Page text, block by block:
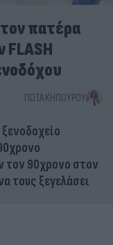
πατέρα
FLASH
ΓΙΏΤΑ ΚΗΠΟΥΡΟΎ
τον 90χρονο στον
τους ξεγελάσει